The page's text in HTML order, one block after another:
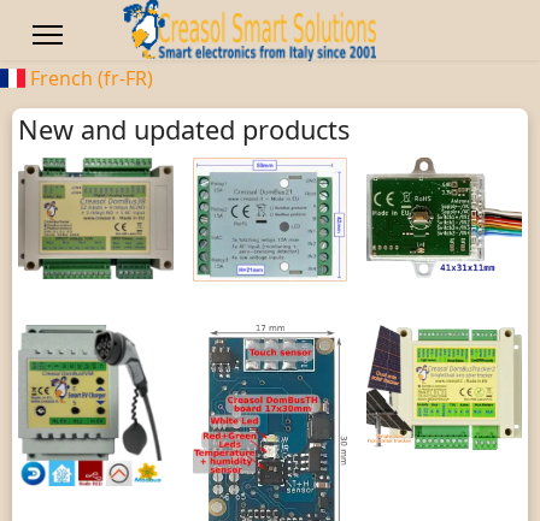
French (fr-FR)
New and updated products